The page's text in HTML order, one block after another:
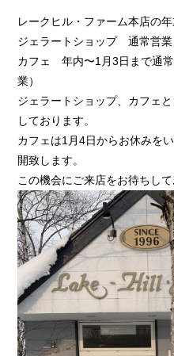
レークヒル・ファーム本店の
ジェラートショップ 通常営業
カフェ 年内〜1月3日まで通
業）
ジェラートショップ、カフェ
しております。
カフェは1月4日からお休みを
開致します。
この機会にご来店をお待ちして